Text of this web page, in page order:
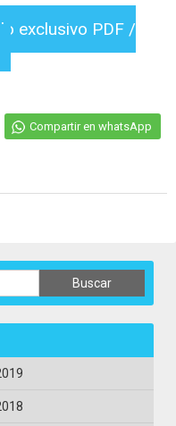
exclusivo PDF /
Compartir en whatsApp